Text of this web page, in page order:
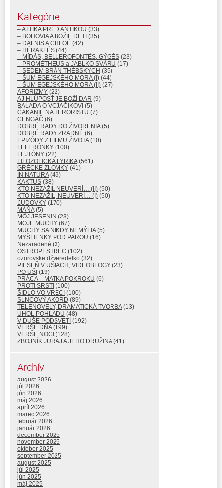
Kategórie
– ATTIKA PRED ANTIKOU (33)
– BOHOVIA A BOŽIE DETI (35)
– DAFNIS A CHLOÉ (42)
– HÉRAKLÉS (44)
– MÍDÁS, BELLEROFONTÉS, GÝGÉS (23)
– PROMÉTHEUS a JABLKO SVÁRU (17)
– SEDEM BRÁN THÉBSKYCH (35)
– ŠUM EGEJSKÉHO MORA (I) (44)
– ŠUM EGEJSKÉHO MORA (II) (27)
AFORIZMY (22)
AJ HLÚPOSŤ JE BOŽÍ DAR (9)
BALADA O VOJAČIKOVI (5)
ČAKANIE NA TERORISTU (7)
CENGÁČ (6)
DOBRÉ RADY DO ŽIVORENIA(5)
DOBRÉ RADY ZRADNÉ (6)
EPIZÓDY Z FILMU ŽIVOTA(10)
FEFERÓNKY (100)
FEJTÓNY (22)
FILOZOFICKÁ LYRIKA(561)
GRÉCKE ZLOMKY (41)
IN NATURA(49)
KAKTUS (38)
KTO NEZAŽIL NEUVERÍ… (II) (50)
KTO NEZAŽIL, NEUVERÍ… (I) (50)
ĽUDOVKY (170)
MÁŇA(5)
MÔJ JESENIN (23)
MOJE MUCHY (67)
MUCHY SA NIKDY NEMÝLIA(5)
MYŠLIENKY POD PAROU (16)
Nezaradené (3)
OSTROPESTREC (102)
ozorovske džveredelko (32)
PIESEŇ V UŠIACH, VIDEOBLOGY (23)
PO UŠI (19)
PRÁCA – MATKA POKROKU (6)
PROTI SRSTI (100)
ŠIDLO VO VRECI (100)
SLNCOVÝ AKORD (89)
TELENOVELY, DRAMATICKÁ TVORBA(13)
UHOL POHĽADU (48)
V DUŠE PODSVETÍ (192)
VERŠE DŇA(199)
VERŠE NOCI (128)
ZBOJNÍK JURAJ A JEHO DRUŽINA(41)
Archív
august 2026
júl 2026
jún 2026
máj 2026
apríl 2026
marec 2026
február 2026
január 2026
december 2025
november 2025
október 2025
september 2025
august 2025
júl 2025
jún 2025
máj 2025